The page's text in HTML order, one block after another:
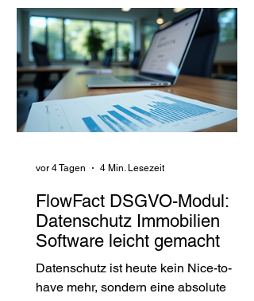
FlowFact DSGVO-Modul:
Datenschutz Immobilien
Software leicht gemacht
Datenschutz ist heute kein Nice-to-
have mehr, sondern eine absolute
vor 4 Tagen 4 Min. Lesezeit